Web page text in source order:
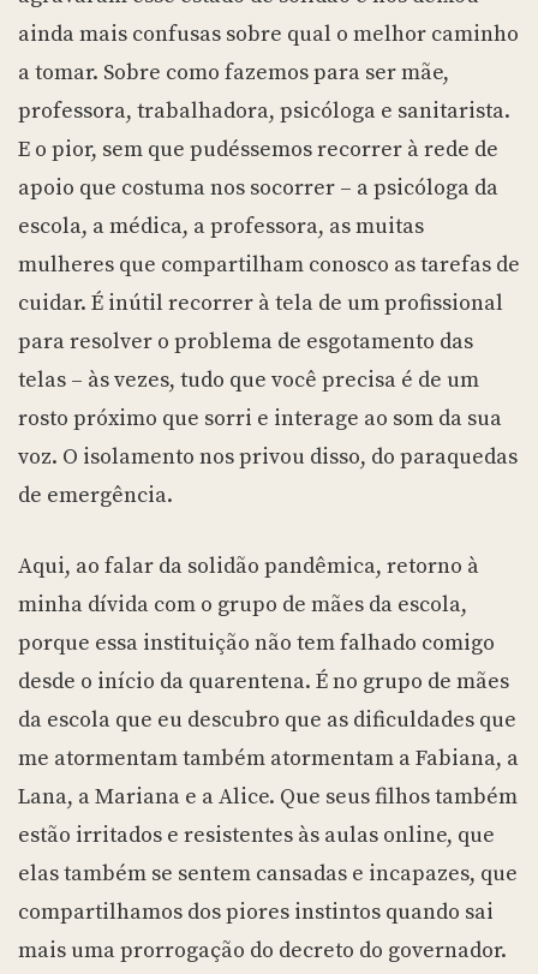
ainda mais confusas sobre qual o melhor caminho
a tomar. Sobre como fazemos para ser mãe,
professora, trabalhadora, psicóloga e sanitarista.
E o pior, sem que pudéssemos recorrer à rede de
apoio que costuma nos socorrer – a psicóloga da
escola, a médica, a professora, as muitas
mulheres que compartilham conosco as tarefas de
cuidar. É inútil recorrer à tela de um profissional
para resolver o problema de esgotamento das
telas – às vezes, tudo que você precisa é de um
rosto próximo que sorri e interage ao som da sua
voz. O isolamento nos privou disso, do paraquedas
de emergência.
Aqui, ao falar da solidão pandêmica, retorno à
minha dívida com o grupo de mães da escola,
porque essa instituição não tem falhado comigo
desde o início da quarentena. É no grupo de mães
da escola que eu descubro que as dificuldades que
me atormentam também atormentam a Fabiana, a
Lana, a Mariana e a Alice. Que seus filhos também
estão irritados e resistentes às aulas online, que
elas também se sentem cansadas e incapazes, que
compartilhamos dos piores instintos quando sai
mais uma prorrogação do decreto do governador.